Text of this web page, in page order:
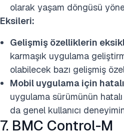
olarak yaşam döngüsü
Eksileri:
Gelişmiş özelliklerin
karmaşık uygulama
olabilecek bazı gelişmiş
Mobil uygulama için
uygulama sürümünün
da genel kullanıcı
7. BMC Control-M